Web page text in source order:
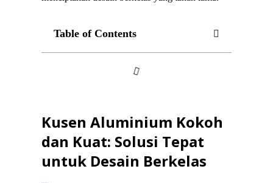
Table of Contents
Kusen Aluminium Kokoh
dan Kuat: Solusi Tepat
untuk Desain Berkelas